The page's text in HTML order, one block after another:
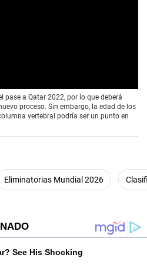
pase a Qatar 2022, por lo que deberá
proceso. Sin embargo, la edad de los
vertebral podría ser un punto en
Eliminatorias Mundial 2026